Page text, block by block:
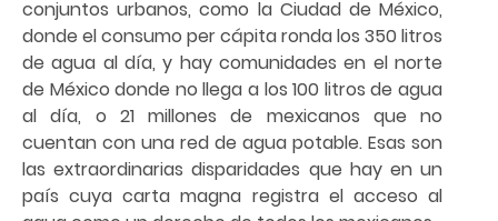
conjuntos urbanos, como la Ciudad de México,
donde el consumo per cápita ronda los 350 litros
de agua al día, y hay comunidades en el norte
de México donde no llega a los 100 litros de agua
al día, o 21 millones de mexicanos que no
cuentan con una red de agua potable. Esas son
las extraordinarias disparidades que hay en un
país cuya carta magna registra el acceso al